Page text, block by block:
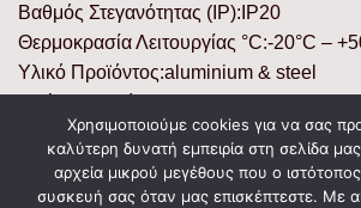
Βαθμός Στεγανότητας (IP):IP20
Θερμοκρασία Λειτουργίας °C:-20°C –
Υλικό Προϊόντος:aluminium & steel
Ένδειξη CE:yes, CE mark on label
Κλάση:Class I
Ντουί Λαμπτήρα:GU10
Χρησιμοποιούμε cookies για να σας
καλύτερη δυνατή εμπειρία στη σελίδα
αρχεία μικρού μεγέθους που ο
συσκευή σας όταν μας επισκέπτεστε. Με